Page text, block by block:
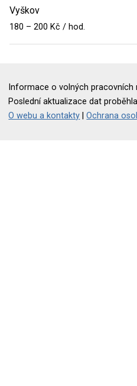
Vyškov
180 – 200 Kč / hod.
Informace o volných pracovních
Poslední aktualizace dat
O webu a kontakty |Ochrana